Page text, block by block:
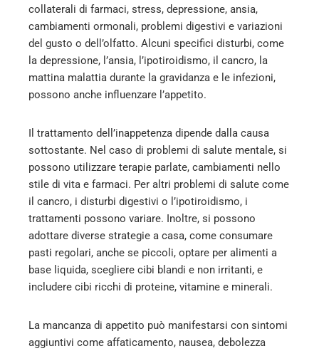
collaterali di farmaci, stress, depressione, ansia,
cambiamenti ormonali, problemi digestivi e variazioni
del gusto o dell’olfatto​​. Alcuni specifici disturbi, come
la depressione, l’ansia, l’ipotiroidismo, il cancro, la
mattina malattia durante la gravidanza e le infezioni,
possono anche influenzare l’appetito​​.
Il trattamento dell’inappetenza dipende dalla causa
sottostante. Nel caso di problemi di salute mentale, si
possono utilizzare terapie parlate, cambiamenti nello
stile di vita e farmaci​​. Per altri problemi di salute come
il cancro, i disturbi digestivi o l’ipotiroidismo, i
trattamenti possono variare​​. Inoltre, si possono
adottare diverse strategie a casa, come consumare
pasti regolari, anche se piccoli, optare per alimenti a
base liquida, scegliere cibi blandi e non irritanti, e
includere cibi ricchi di proteine, vitamine e minerali​​.
La mancanza di appetito può manifestarsi con sintomi
aggiuntivi come affaticamento, nausea, debolezza